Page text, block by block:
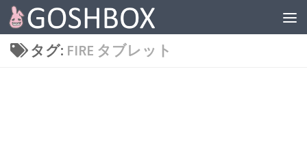
コンテンツへスキップ
タグ: FIRE タブレット